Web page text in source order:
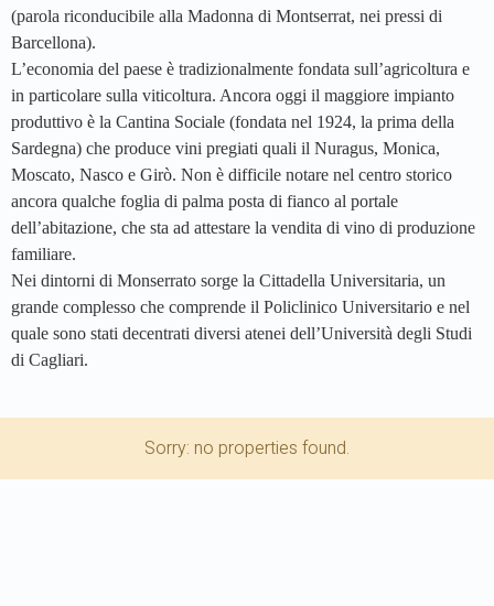
(parola riconducibile alla Madonna di Montserrat, nei pressi di
Barcellona).
L’economia del paese è tradizionalmente fondata sull’agricoltura e
in particolare sulla viticoltura. Ancora oggi il maggiore impianto
produttivo è la Cantina Sociale (fondata nel 1924, la prima della
Sardegna) che produce vini pregiati quali il Nuragus, Monica,
Moscato, Nasco e Girò. Non è difficile notare nel centro storico
ancora qualche foglia di palma posta di fianco al portale
dell’abitazione, che sta ad attestare la vendita di vino di produzione
familiare.
Nei dintorni di Monserrato sorge la Cittadella Universitaria, un
grande complesso che comprende il Policlinico Universitario e nel
quale sono stati decentrati diversi atenei dell’Università degli Studi
di Cagliari.
Sorry: no properties found.